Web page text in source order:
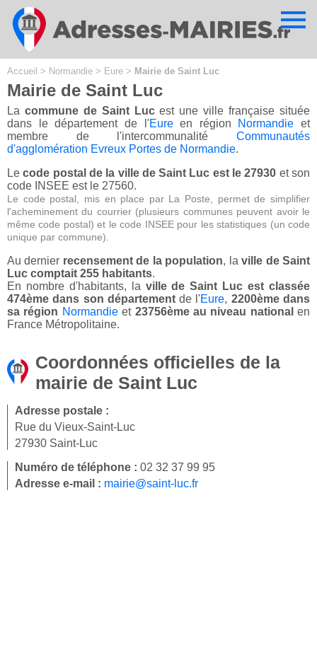
Accueil > Normandie > Eure > Mairie de Saint Luc
Mairie de Saint Luc
La commune de Saint Lucest une ville française située
dans le département de l'Eureen région Normandie et
membre de l'intercommunalité Communautés
d'agglomération Evreux Portes de Normandie.
Lecode postal de la ville de Saint Luc est le 27930 et son
code INSEE est le 27560.
Le code postal, mis en place par La Poste, permet de simplifier
l'acheminement du courrier (plusieurs communes peuvent avoir le
même code postal) et le code INSEE pour les statistiques (un code
unique par commune).
Au dernier recensement de la population, laville de Saint
Luc comptait 255 habitants.
En nombre d'habitants, la ville de Saint Luc est classée
474ème dans son départementde l'Eure, 2200ème dans
sa région Normandieet 23756ème au niveau national en
France Métropolitaine.
Coordonnées officielles de la
mairie de Saint Luc
Adresse postale :
Rue du Vieux-Saint-Luc
27930 Saint-Luc
Numéro de téléphone : 02 32 37 99 95
Adresse e-mail : mairie@saint-luc.fr
Cookies management panel